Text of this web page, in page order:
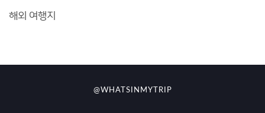
해외 여행지
@WHATSINMYTRIP